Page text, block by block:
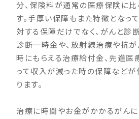
分、保険料が通常の医療保険に比
す。手厚い保障もまた特徴となっ
対する保障だけでなく、がんと診
診断一時金や、放射線治療や抗
時にもらえる治療給付金、先進医
って収入が減った時の保障などが
ります。
治療に時間やお金がかかるがん